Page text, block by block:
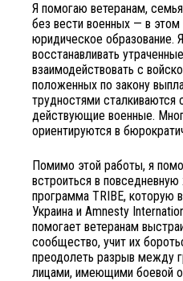
Я помогаю ветеранам,
без вести военных — в
юридическое образование.
восстанавливать
взаимодействовать с
положенных по закону
трудностями сталкиваются
действующие военные.
ориентируются в
Помимо этой работы, я
встроиться в
программа TRIBE, которую
Украина и Amnesty
помогает ветеранам
сообщество, учит их
преодолеть разрыв между
лицами, имеющими боевой